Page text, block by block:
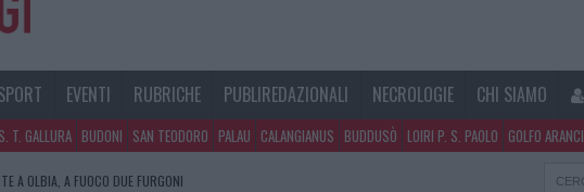
EVENTI RUBRICHE PUBLIREDAZIONALI NECROLOGIE CHI SIAMO
S. T. GALLURA BUDONI SAN TEODORO PALAU CALANGIANUS BUDDUSÒ LOIRI P. S. PAOLO GOLFO ARANCI
A OLBIA, A FUOCO DUE FURGONI